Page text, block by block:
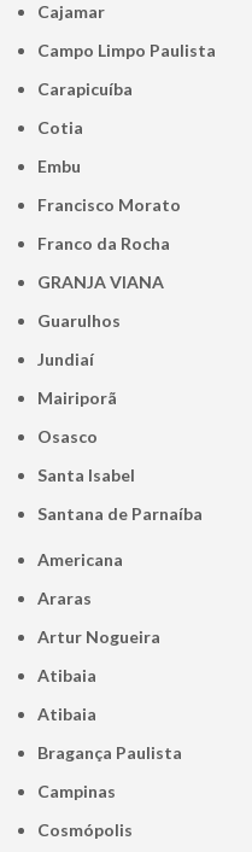
Cajamar
Campo Limpo Paulista
Carapicuíba
Cotia
Embu
Francisco Morato
Franco da Rocha
GRANJA VIANA
Guarulhos
Jundiaí
Mairiporã
Osasco
Santa Isabel
Santana de Parnaíba
Americana
Araras
Artur Nogueira
Atibaia
Atibaia
Bragança Paulista
Campinas
Cosmópolis